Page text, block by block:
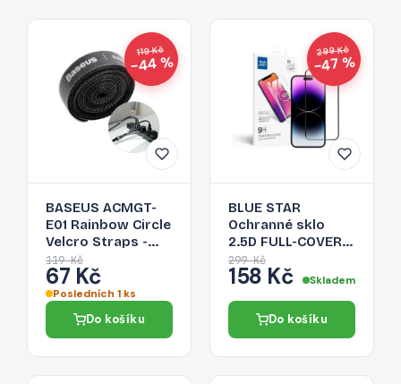
119 Kč
−44 %
BASEUS ACMGT-
E01 Rainbow Circle
Velcro Straps -
páska na suchý zip
pro organizaci
kabelů, 1m, černá
119 Kč
67 Kč
Posledních 1 ks
Do košíku
299 Kč
−47 %
BLUE STAR
Ochranné sklo
2.5D FULL-COVER
0.3mm pro iPhone
14 Pro Max, černý
299 Kč
158 Kč Skladem
Do košíku